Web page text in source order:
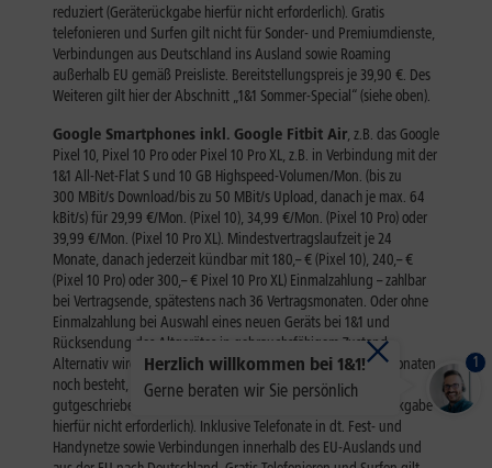
1
Herzlich willkommen bei 1&1!
Gerne beraten wir Sie persönlich